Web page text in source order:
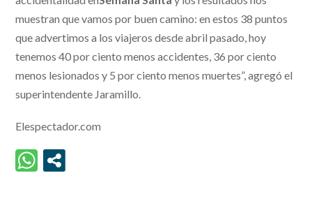
muestran que vamos por buen camino: en estos 38 puntos
que advertimos a los viajeros desde abril pasado, hoy
tenemos 40 por ciento menos accidentes, 36 por ciento
menos lesionados y 5 por ciento menos muertes”, agregó el
superintendente Jaramillo.
Elespectador.com